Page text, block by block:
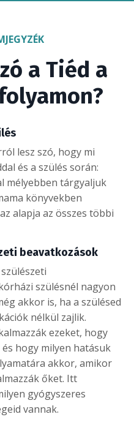
a Tiéd a
lesz szó, hogy mi
és a szülés során:
mélyebben tárgyaljuk
könyvekben
alapja az összes többi
beavatkozások
szülésnél nagyon
akkor is, ha a szülésed
nélkül zajlik.
ezeket, hogy
hogy milyen hatásuk
akkor, amikor
őket. Itt
gyógyszeres
vannak.